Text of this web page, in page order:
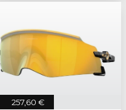
257,60 €